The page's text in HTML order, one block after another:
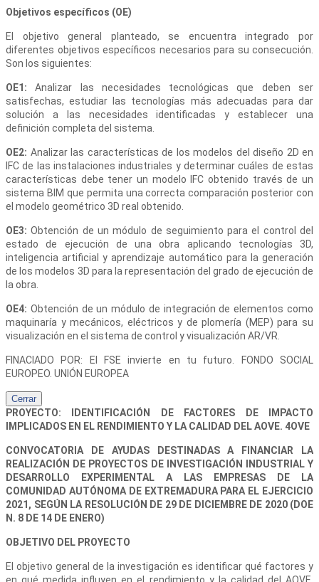
Objetivos específicos (OE)
El objetivo general planteado, se encuentra integrado por
diferentes objetivos específicos necesarios para su consecución.
Son los siguientes:
OE1: Analizar las necesidades tecnológicas que deben ser
satisfechas, estudiar las tecnologías más adecuadas para dar
solución a las necesidades identificadas y establecer una
definición completa del sistema.
OE2: Analizar las características de los modelos del diseño 2D en
IFC de las instalaciones industriales y determinar cuáles de estas
características debe tener un modelo IFC obtenido través de un
sistema BIM que permita una correcta comparación posterior con
el modelo geométrico 3D real obtenido.
OE3: Obtención de un módulo de seguimiento para el control del
estado de ejecución de una obra aplicando tecnologías 3D,
inteligencia artificial y aprendizaje automático para la generación
de los modelos 3D para la representación del grado de ejecución de
la obra.
OE4: Obtención de un módulo de integración de elementos como
maquinaría y mecánicos, eléctricos y de plomería (MEP) para su
visualización en el sistema de control y visualización AR/VR.
FINACIADO POR: El FSE invierte en tu futuro. FONDO SOCIAL
EUROPEO. UNIÓN EUROPEA
Cerrar
PROYECTO: IDENTIFICACIÓN DE FACTORES DE IMPACTO
IMPLICADOS EN EL RENDIMIENTO Y LA CALIDAD DEL AOVE. 4OVE
CONVOCATORIA DE AYUDAS DESTINADAS A FINANCIAR LA
REALIZACIÓN DE PROYECTOS DE INVESTIGACIÓN INDUSTRIAL Y
DESARROLLO EXPERIMENTAL A LAS EMPRESAS DE LA
COMUNIDAD AUTÓNOMA DE EXTREMADURA PARA EL EJERCICIO
2021, SEGÚN LA RESOLUCIÓN DE 29 DE DICIEMBRE DE 2020 (DOE
N. 8 DE 14 DE ENERO)
OBJETIVO DEL PROYECTO
El objetivo general de la investigación es identificar qué factores y